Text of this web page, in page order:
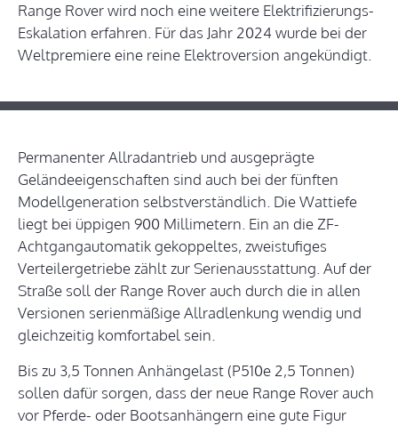
Range Rover wird noch eine weitere Elektrifizierungs-
Eskalation erfahren. Für das Jahr 2024 wurde bei der
Weltpremiere eine reine Elektroversion angekündigt.
Permanenter Allradantrieb und ausgeprägte
Geländeeigenschaften sind auch bei der fünften
Modellgeneration selbstverständlich. Die Wattiefe
liegt bei üppigen 900 Millimetern. Ein an die ZF-
Achtgangautomatik gekoppeltes, zweistufiges
Verteilergetriebe zählt zur Serienausstattung. Auf der
Straße soll der Range Rover auch durch die in allen
Versionen serienmäßige Allradlenkung wendig und
gleichzeitig komfortabel sein.
Bis zu 3,5 Tonnen Anhängelast (P510e 2,5 Tonnen)
sollen dafür sorgen, dass der neue Range Rover auch
vor Pferde- oder Bootsanhängern eine gute Figur